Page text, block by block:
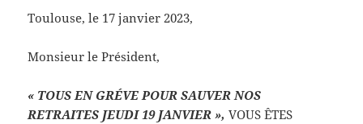
Toulouse, le 17 janvier 2023,
Monsieur le Président,
« TOUS EN GRÉVE POUR SAUVER NOS
RETRAITES JEUDI 19 JANVIER »,VOUS ÊTES